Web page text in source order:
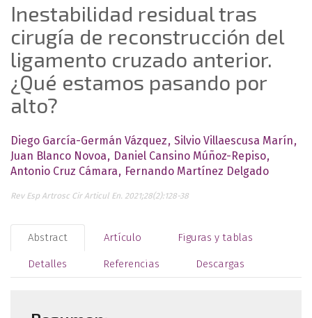
Inestabilidad residual tras
cirugía de reconstrucción del
ligamento cruzado anterior.
¿Qué estamos pasando por
alto?
Diego García-Germán Vázquez Silvio Villaescusa Marín
Juan Blanco Novoa
Daniel Cansino Múñoz-Repiso
Antonio Cruz Cámara
Fernando Martínez Delgado
Rev Esp Artrosc Cir Articul En. 2021;28(2):128-38
Abstract Artículo Figuras y tablas
Detalles Referencias Descargas